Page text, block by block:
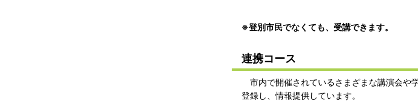
※登別市民でなくても、受講できます。
連携コース
市内で開催されているさまざまな講演会や
登録し、情報提供しています。